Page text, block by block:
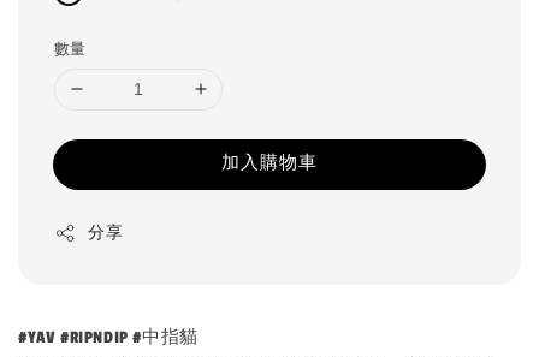
數量
加入購物車
分享
#YAV #RIPNDIP #中指貓